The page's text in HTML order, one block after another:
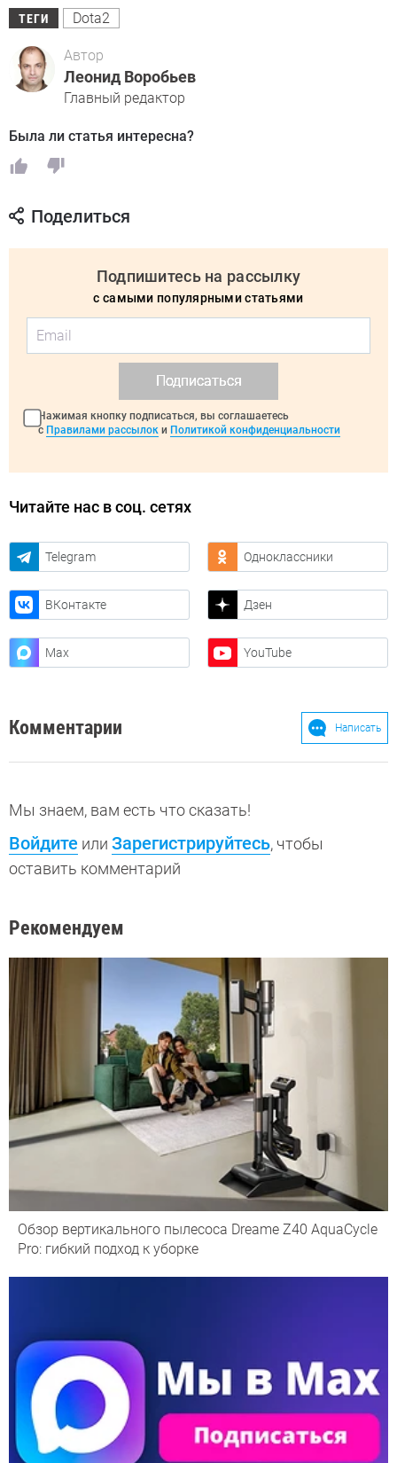
ТЕГИ Dota2
Автор
Леонид Воробьев
Главный редактор
Была ли статья интересна?
Поделиться
Подпишитесь на рассылку
с самыми популярными статьями
Подписаться
Нажимая кнопку подписаться, вы соглашаетесь
с Правилами рассылок и Политикой конфиденциальности
Читайте нас в соц. сетях
Telegram Одноклассники
ВКонтакте Дзен
Max YouTube
Комментарии Написать
Мы знаем, вам есть что сказать!
Войдите или Зарегистрируйтесь, чтобы
оставить комментарий
Рекомендуем
Обзор вертикального пылесоса Dreame Z40 AquaCycle
Pro: гибкий подход к уборке